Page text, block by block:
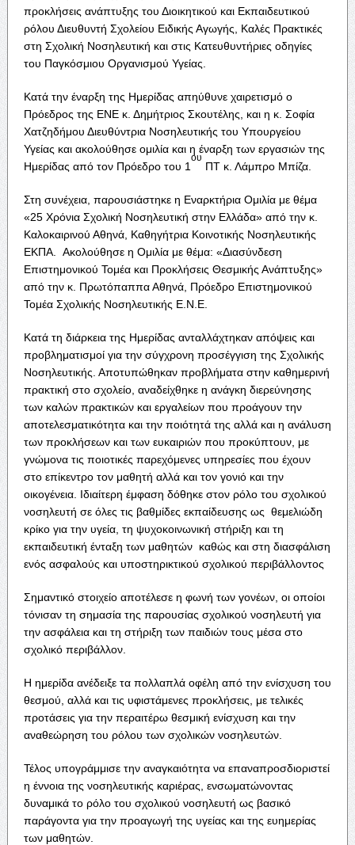
προκλήσεις ανάπτυξης του Διοικητικού και Εκπαιδευτικού
ρόλου Διευθυντή Σχολείου Ειδικής Αγωγής, Καλές Πρακτικές
στη Σχολική Νοσηλευτική και στις Κατευθυντήριες οδηγίες
του Παγκόσμιου Οργανισμού Υγείας.
Κατά την έναρξη της Ημερίδας απηύθυνε χαιρετισμό ο
Πρόεδρος της ΕΝΕ κ. Δημήτριος Σκουτέλης, και η κ. Σοφία
Χατζηδήμου Διευθύντρια Νοσηλευτικής του Υπουργείου
Υγείας και ακολούθησε ομιλία και η έναρξη των εργασιών της
Ημερίδας από τον Πρόεδρο του 1
ου
ΠΤ κ. Λάμπρο Μπίζα.
Στη συνέχεια, παρουσιάστηκε η Εναρκτήρια Ομιλία με θέμα
«25 Χρόνια Σχολική Νοσηλευτική στην Ελλάδα» από την κ.
Καλοκαιρινού Αθηνά, Καθηγήτρια Κοινοτικής Νοσηλευτικής
ΕΚΠΑ. Ακολούθησε η Ομιλία με θέμα: «Διασύνδεση
Επιστημονικού Τομέα και Προκλήσεις Θεσμικής Ανάπτυξης»
από την κ. Πρωτόπαππα Αθηνά, Πρόεδρο Επιστημονικού
Τομέα Σχολικής Νοσηλευτικής Ε.Ν.Ε.
Κατά τη διάρκεια της Ημερίδας ανταλλάχτηκαν απόψεις και
προβληματισμοί για την σύγχρονη προσέγγιση της Σχολικής
Νοσηλευτικής. Αποτυπώθηκαν προβλήματα στην καθημερινή
πρακτική στο σχολείο, αναδείχθηκε η ανάγκη διερεύνησης
των καλών πρακτικών και εργαλείων που προάγουν την
αποτελεσματικότητα και την ποιότητά της αλλά και η ανάλυση
των προκλήσεων και των ευκαιριών που προκύπτουν, με
γνώμονα τις ποιοτικές παρεχόμενες υπηρεσίες που έχουν
στο επίκεντρο τον μαθητή αλλά και τον γονιό και την
οικογένεια. Ιδιαίτερη έμφαση δόθηκε στον ρόλο του σχολικού
νοσηλευτή σε όλες τις βαθμίδες εκπαίδευσης ως θεμελιώδη
κρίκο για την υγεία, τη ψυχοκοινωνική στήριξη και τη
εκπαιδευτική ένταξη των μαθητών καθώς και στη διασφάλιση
ενός ασφαλούς και υποστηρικτικού σχολικού περιβάλλοντος
Σημαντικό στοιχείο αποτέλεσε η φωνή των γονέων, οι οποίοι
τόνισαν τη σημασία της παρουσίας σχολικού νοσηλευτή για
την ασφάλεια και τη στήριξη των παιδιών τους μέσα στο
σχολικό περιβάλλον.
Η ημερίδα ανέδειξε τα πολλαπλά οφέλη από την ενίσχυση του
θεσμού, αλλά και τις υφιστάμενες προκλήσεις, με τελικές
προτάσεις για την περαιτέρω θεσμική ενίσχυση και την
αναθεώρηση του ρόλου των σχολικών νοσηλευτών.
Τέλος υπογράμμισε την αναγκαιότητα να επαναπροσδιοριστεί
η έννοια της νοσηλευτικής καριέρας, ενσωματώνοντας
δυναμικά το ρόλο του σχολικού νοσηλευτή ως βασικό
παράγοντα για την προαγωγή της υγείας και της ευημερίας
των μαθητών.